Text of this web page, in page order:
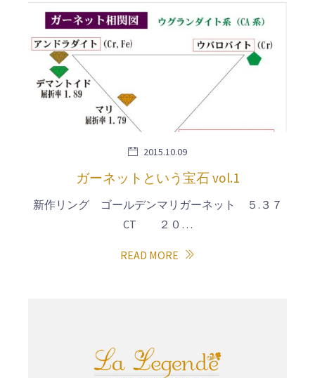
2015.10.09
ガーネットという宝石 vol.1
新作リング ゴールデンマリガーネット ５.３７
CT ２０…
READ MORE